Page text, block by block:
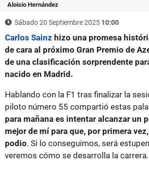
Aloisio Hernández
Sábado 20 Septiembre 2025 10:00
Carlos Sainz hizo una promesa
de cara al próximo Gran Premio de
de una clasificación sorprendente
nacido en Madrid.
Hablando con la F1 tras finalizar la
piloto número 55 compartió estas
para mañana es intentar alcanzar un
mejor de mí para que, por primera
podio. Si lo conseguimos, será
veremos cómo se desarrolla la carrera.